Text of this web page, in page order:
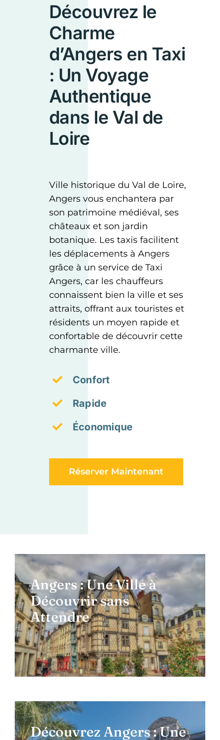
Découvrez le
Charme
d’Angers en Taxi
: Un Voyage
Authentique
dans le Val de
Loire
Ville historique du Val de Loire,
Angers vous enchantera par
son patrimoine médiéval, ses
châteaux et son jardin
botanique. Les taxis facilitent
les déplacements à Angers
grâce à un service de Taxi
Angers, car les chauffeurs
connaissent bien la ville et ses
attraits, offrant aux touristes et
résidents un moyen rapide et
confortable de découvrir cette
charmante ville.
Confort
Rapide
Économique
Réserver Maintenant
Angers : Une Ville à
Découvrir sans
Attendre
Découvrez Angers : Une